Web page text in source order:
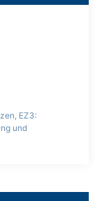
EZ3:
und